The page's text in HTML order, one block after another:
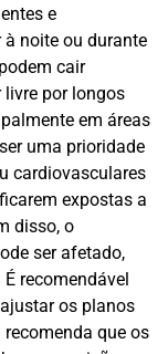
e
à noite ou durante
cair
livre por longos
em áreas
uma prioridade
cardiovasculares
expostas a
disso, o
ser afetado,
recomendável
os planos
que os